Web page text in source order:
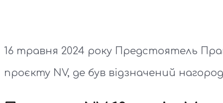
16 травня 2024 року Предстоятель
проєкту NV, де був відзначений